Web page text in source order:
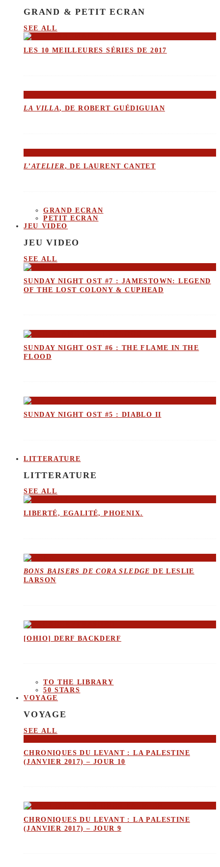
GRAND & PETIT ECRAN
SEE ALL
LES 10 MEILLEURES SÉRIES DE 2017
LA VILLA, DE ROBERT GUÉDIGUIAN
L’ATELIER, DE LAURENT CANTET
GRAND ECRAN
PETIT ECRAN
JEU VIDEO
JEU VIDEO
SEE ALL
SUNDAY NIGHT OST #7 : JAMESTOWN: LEGEND
OF THE LOST COLONY & CUPHEAD
SUNDAY NIGHT OST #6 : THE FLAME IN THE
FLOOD
SUNDAY NIGHT OST #5 : DIABLO II
LITTERATURE
LITTERATURE
SEE ALL
LIBERTÉ, EGALITÉ, PHOENIX.
BONS BAISERS DE CORA SLEDGE DE LESLIE
LARSON
[OHIO] DERF BACKDERF
TO THE LIBRARY
50 STARS
VOYAGE
VOYAGE
SEE ALL
CHRONIQUES DU LEVANT : LA PALESTINE
(JANVIER 2017) – JOUR 10
CHRONIQUES DU LEVANT : LA PALESTINE
(JANVIER 2017) – JOUR 9